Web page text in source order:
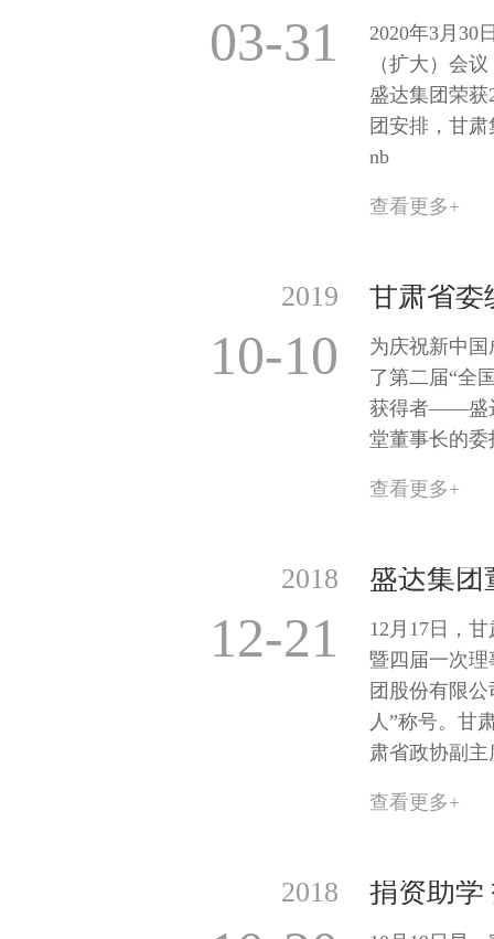
03-31
2020年3月30
（扩大）会
盛达集团荣
团安排，甘
nb
查看更多+
2019
10-10
为庆祝新中
了第二届“全
获得者——盛
堂董事长的
查看更多+
2018
12-21
12月17日，
暨四届一次
团股份有限
人”称号。甘
肃省政协副
查看更多+
2018